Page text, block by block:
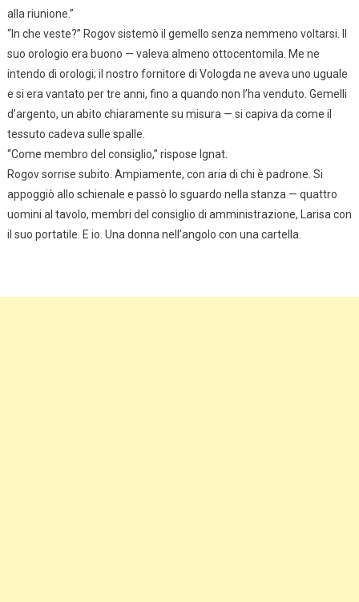
alla riunione.”
“In che veste?” Rogov sistemò il gemello senza nemmeno voltarsi. Il
suo orologio era buono — valeva almeno ottocentomila. Me ne
intendo di orologi; il nostro fornitore di Vologda ne aveva uno uguale
e si era vantato per tre anni, fino a quando non l’ha venduto. Gemelli
d’argento, un abito chiaramente su misura — si capiva da come il
tessuto cadeva sulle spalle.
“Come membro del consiglio,” rispose Ignat.
Rogov sorrise subito. Ampiamente, con aria di chi è padrone. Si
appoggiò allo schienale e passò lo sguardo nella stanza — quattro
uomini al tavolo, membri del consiglio di amministrazione, Larisa con
il suo portatile. E io. Una donna nell’angolo con una cartella.